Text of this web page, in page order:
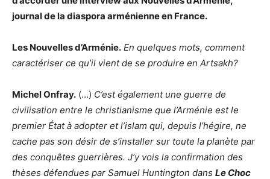
journal de la diaspora arménienne en France.
Les Nouvelles d’Arménie. En quelques mots, comment
caractériser ce qu’il vient de se produire en Artsakh?
Michel Onfray. (…) C’est également une guerre de
civilisation entre le christianisme que l’Arménie est le
premier État à adopter et l’islam qui, depuis l’hégire, ne
cache pas son désir de s’installer sur toute la planète par
des conquêtes guerrières. J’y vois la confirmation des
thèses défendues par Samuel Huntington dans Le Choc